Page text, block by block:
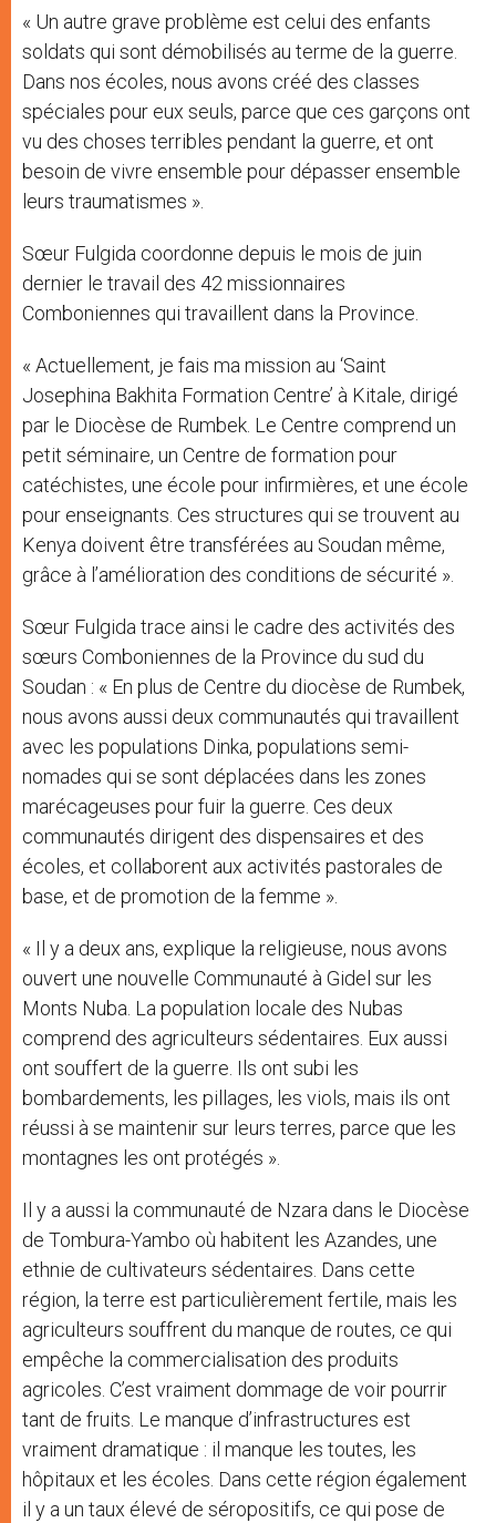
« Un autre grave problème est celui des enfants
soldats qui sont démobilisés au terme de la guerre.
Dans nos écoles, nous avons créé des classes
spéciales pour eux seuls, parce que ces garçons ont
vu des choses terribles pendant la guerre, et ont
besoin de vivre ensemble pour dépasser ensemble
leurs traumatismes ».
Sœur Fulgida coordonne depuis le mois de juin
dernier le travail des 42 missionnaires
Comboniennes qui travaillent dans la Province.
« Actuellement, je fais ma mission au ‘Saint
Josephina Bakhita Formation Centre’ à Kitale, dirigé
par le Diocèse de Rumbek. Le Centre comprend un
petit séminaire, un Centre de formation pour
catéchistes, une école pour infirmières, et une école
pour enseignants. Ces structures qui se trouvent au
Kenya doivent être transférées au Soudan même,
grâce à l’amélioration des conditions de sécurité ».
Sœur Fulgida trace ainsi le cadre des activités des
sœurs Comboniennes de la Province du sud du
Soudan : « En plus de Centre du diocèse de Rumbek,
nous avons aussi deux communautés qui travaillent
avec les populations Dinka, populations semi-
nomades qui se sont déplacées dans les zones
marécageuses pour fuir la guerre. Ces deux
communautés dirigent des dispensaires et des
écoles, et collaborent aux activités pastorales de
base, et de promotion de la femme ».
« Il y a deux ans, explique la religieuse, nous avons
ouvert une nouvelle Communauté à Gidel sur les
Monts Nuba. La population locale des Nubas
comprend des agriculteurs sédentaires. Eux aussi
ont souffert de la guerre. Ils ont subi les
bombardements, les pillages, les viols, mais ils ont
réussi à se maintenir sur leurs terres, parce que les
montagnes les ont protégés ».
Il y a aussi la communauté de Nzara dans le Diocèse
de Tombura-Yambo où habitent les Azandes, une
ethnie de cultivateurs sédentaires. Dans cette
région, la terre est particulièrement fertile, mais les
agriculteurs souffrent du manque de routes, ce qui
empêche la commercialisation des produits
agricoles. C’est vraiment dommage de voir pourrir
tant de fruits. Le manque d’infrastructures est
vraiment dramatique : il manque les toutes, les
hôpitaux et les écoles. Dans cette région également
il y a un taux élevé de séropositifs, ce qui pose de